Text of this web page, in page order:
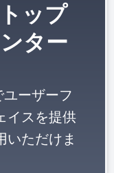
ップ
ター
ーザーフ
イスを提供
いただけま